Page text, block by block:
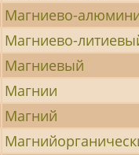
Магниево-
Магниево-
Магниевый
Магнии
Магний